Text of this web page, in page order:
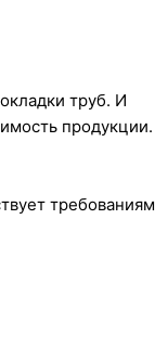
труб. И
продукции.
требованиям